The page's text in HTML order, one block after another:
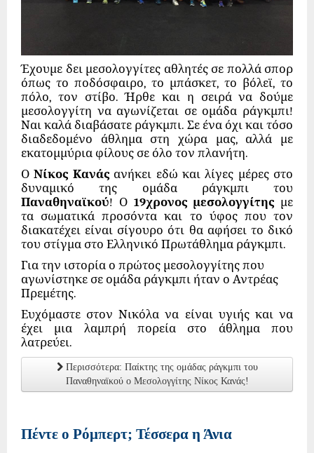
Έχουμε δει μεσολογγίτες αθλητές σε πολλά σπορ
όπως το ποδόσφαιρο, το μπάσκετ, το βόλεϊ, το
πόλο, τον στίβο. Ήρθε και η σειρά να δούμε
μεσολογγίτη να αγωνίζεται σε ομάδα ράγκμπι!
Ναι καλά διαβάσατε ράγκμπι. Σε ένα όχι και τόσο
διαδεδομένο άθλημα στη χώρα μας, αλλά με
εκατομμύρια φίλους σε όλο τον πλανήτη.
ΟΝίκος Κανάςανήκει εδώ και λίγες μέρες στο
δυναμικό της ομάδα ράγκμπι του
Παναθηναϊκού! Ο 19χρονος μεσολογγίτης με
τα σωματικά προσόντα και το ύφος που τον
διακατέχει είναι σίγουρο ότι θα αφήσει το δικό
του στίγμα στο Ελληνικό Πρωτάθλημα ράγκμπι.
Για την ιστορία ο πρώτος μεσολογγίτης που
αγωνίστηκε σε ομάδα ράγκμπι ήταν ο Αντρέας
Πρεμέτης.
Ευχόμαστε στον Νικόλα να είναι υγιής και να
έχει μια λαμπρή πορεία στο άθλημα που
λατρεύει.
Περισσότερα: Παίκτης της ομάδας ράγκμπι του
Παναθηναϊκού ο Μεσολογγίτης Νίκος Κανάς!
Πέντε ο Ρόμπερτ; Τέσσερα η Άνια